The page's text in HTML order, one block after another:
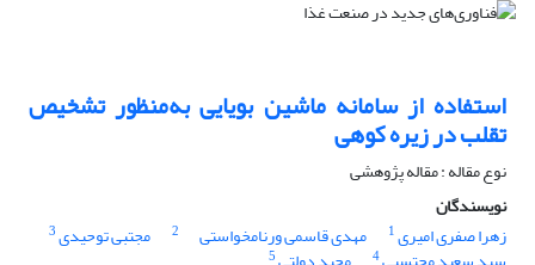
استفاده از سامانه ماشین بویایی به‌منظور تشخیص
تقلب در زیره کوهی
نوع مقاله : مقاله پژوهشی
نویسندگان
زهرا صفری امیری1 مهدی قاسمی ورنامخواستی 2 مجتبی توحیدی3
4
5